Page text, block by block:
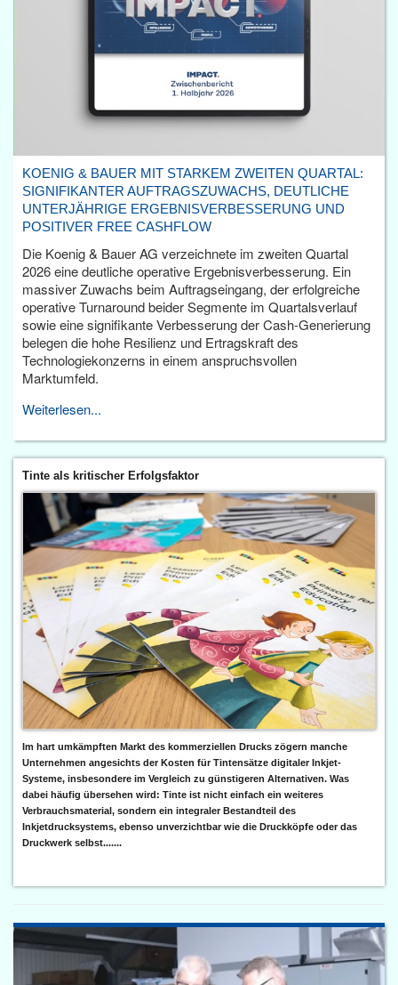
KOENIG & BAUER MIT STARKEM ZWEITEN QUARTAL:
SIGNIFIKANTER AUFTRAGSZUWACHS, DEUTLICHE
UNTERJÄHRIGE ERGEBNISVERBESSERUNG UND
POSITIVER FREE CASHFLOW
Die Koenig & Bauer AG verzeichnete im zweiten Quartal
2026 eine deutliche operative Ergebnisverbesserung. Ein
massiver Zuwachs beim Auftragseingang, der erfolgreiche
operative Turnaround beider Segmente im Quartalsverlauf
sowie eine signifikante Verbesserung der Cash-Generierung
belegen die hohe Resilienz und Ertragskraft des
Technologiekonzerns in einem anspruchsvollen
Marktumfeld.
Weiterlesen...
Tinte als kritischer Erfolgsfaktor
Im hart umkämpften Markt des kommerziellen Drucks zögern manche
Unternehmen angesichts der Kosten für Tintensätze digitaler Inkjet-
Systeme, insbesondere im Vergleich zu günstigeren Alternativen. Was
dabei häufig übersehen wird: Tinte ist nicht einfach ein weiteres
Verbrauchsmaterial, sondern ein integraler Bestandteil des
Inkjetdrucksystems, ebenso unverzichtbar wie die Druckköpfe oder das
Druckwerk selbst.......